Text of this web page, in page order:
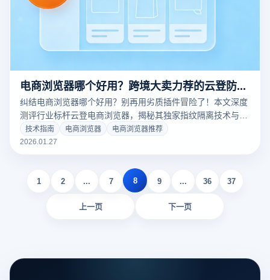
电商浏览器哪个好用？跨境大卖力荐的云登防关联神器测评
纠结电商浏览器哪个好用？别再用劣质插件冒险了！本文深度
测评行业标杆云登电商浏览器，揭秘其独家指纹隔离技术与
RPA自动化功能，如何助您实现多店铺安全防封与高效运营。
点击查看测评结果！
技术指南 电商浏览器
电商浏览器推荐
2026.01.27
上一页
1 2 ... 7 8 9 ... 36 37
下一页